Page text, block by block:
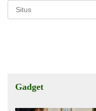
Gadget